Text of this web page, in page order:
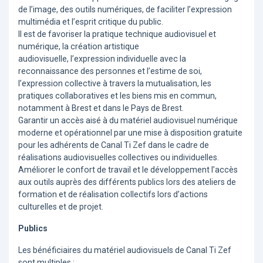
de l’image, des outils numériques, de faciliter l’expression
multimédia et l’esprit critique du public.
Il est de favoriser la pratique technique audiovisuel et
numérique, la création artistique
audiovisuelle, l’expression individuelle avec la
reconnaissance des personnes et l’estime de soi,
l’expression collective à travers la mutualisation, les
pratiques collaboratives et les biens mis en commun,
notamment à Brest et dans le Pays de Brest.
Garantir un accès aisé à du matériel audiovisuel numérique
moderne et opérationnel par une mise à disposition gratuite
pour les adhérents de Canal Ti Zef dans le cadre de
réalisations audiovisuelles collectives ou individuelles.
Améliorer le confort de travail et le développement l’accès
aux outils auprès des différents publics lors des ateliers de
formation et de réalisation collectifs lors d’actions
culturelles et de projet.
Publics
Les bénéficiaires du matériel audiovisuels de Canal Ti Zef